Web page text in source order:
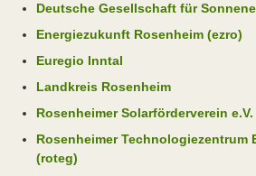
Deutsche Gesellschaft für
Energiezukunft Rosenheim (ezro)
Euregio Inntal
Landkreis Rosenheim
Rosenheimer Solarförderverein e.V.
Rosenheimer Technologiezentrum
(roteg)